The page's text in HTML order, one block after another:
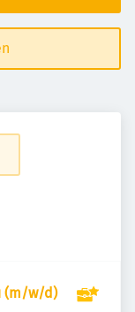
(m/w/d)